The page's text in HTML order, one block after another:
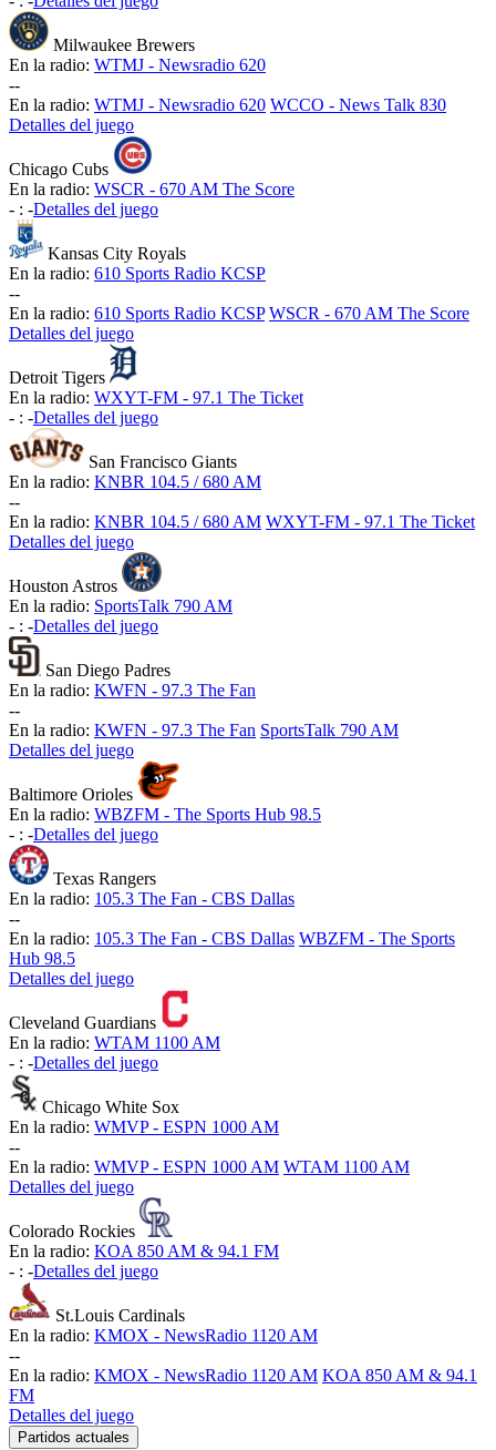
Milwaukee Brewers
En la radio: WTMJ - Newsradio 620
--
En la radio: WTMJ - Newsradio 620 WCCO - News Talk 830
Detalles del juego
Chicago Cubs
En la radio: WSCR - 670 AM The Score
- : -Detalles del juego
Kansas City Royals
En la radio: 610 Sports Radio KCSP
--
En la radio: 610 Sports Radio KCSP WSCR - 670 AM The Score
Detalles del juego
Detroit Tigers
En la radio: WXYT-FM - 97.1 The Ticket
- : -Detalles del juego
San Francisco Giants
En la radio: KNBR 104.5 / 680 AM
--
En la radio: KNBR 104.5 / 680 AM WXYT-FM - 97.1 The Ticket
Detalles del juego
Houston Astros
En la radio: SportsTalk 790 AM
- : -Detalles del juego
San Diego Padres
En la radio: KWFN - 97.3 The Fan
--
En la radio: KWFN - 97.3 The Fan SportsTalk 790 AM
Detalles del juego
Baltimore Orioles
En la radio: WBZFM - The Sports Hub 98.5
- : -Detalles del juego
Texas Rangers
En la radio: 105.3 The Fan - CBS Dallas
--
En la radio: 105.3 The Fan - CBS Dallas WBZFM - The Sports
Hub 98.5
Detalles del juego
Cleveland Guardians
En la radio: WTAM 1100 AM
- : -Detalles del juego
Chicago White Sox
En la radio: WMVP - ESPN 1000 AM
--
En la radio: WMVP - ESPN 1000 AM WTAM 1100 AM
Detalles del juego
Colorado Rockies
En la radio: KOA 850 AM & 94.1 FM
- : -Detalles del juego
St.Louis Cardinals
En la radio: KMOX - NewsRadio 1120 AM
--
En la radio: KMOX - NewsRadio 1120 AM KOA 850 AM & 94.1
FM
Detalles del juego
Partidos actuales